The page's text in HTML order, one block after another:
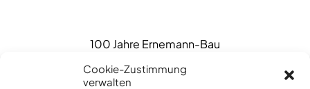
Cookie-Zustimmung
verwalten
100 Jahre Ernemann-Bau